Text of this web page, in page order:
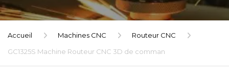
Accueil Machines CNC
Routeur CNC
GC1325S Machine Routeur CNC 3D de comman